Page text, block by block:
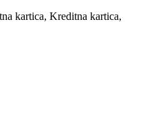
kartica, Kreditna kartica,